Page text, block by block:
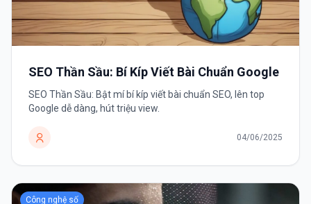
SEO Thần Sầu: Bí Kíp Viết Bài Chuẩn Google
SEO Thần Sầu: Bật mí bí kíp viết bài chuẩn SEO, lên top
Google dễ dàng, hút triệu view.
04/06/2025
Công nghệ số